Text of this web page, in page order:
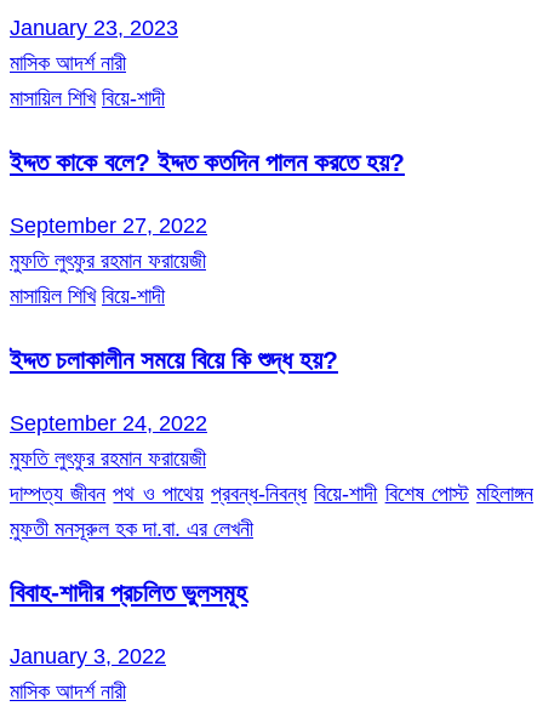
January 23, 2023
মাসিক আদর্শ নারী
মাসায়িল শিখি বিয়ে-শাদী
ইদ্দত কাকে বলে? ইদ্দত কতদিন পালন করতে হয়?
September 27, 2022
মুফতি লুৎফুর রহমান ফরায়েজী
মাসায়িল শিখি বিয়ে-শাদী
ইদ্দত চলাকালীন সময়ে বিয়ে কি শুদ্ধ হয়?
September 24, 2022
মুফতি লুৎফুর রহমান ফরায়েজী
দাম্পত্য জীবন পথ ও পাথেয় প্রবন্ধ-নিবন্ধ বিয়ে-শাদী বিশেষ পোস্ট মহিলাঙ্গন
মুফতী মনসূরুল হক দা.বা. এর লেখনী
বিবাহ-শাদীর প্রচলিত ভুলসমূহ
January 3, 2022
মাসিক আদর্শ নারী